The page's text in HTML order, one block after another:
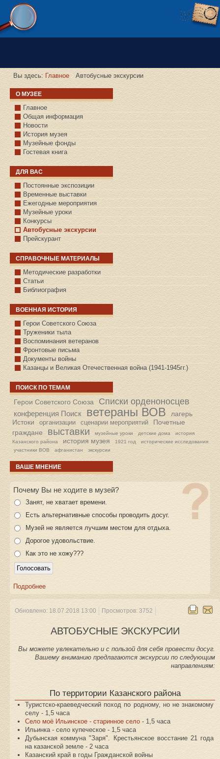
Версия сайта для слабовидящих
Вы здесь: Главное Автобусные экскурсии
О МУЗЕЕ
Главное
Общая информация
Новости
История музея
Музейные фонды
Гостевая книга
ДЛЯ ВАС
Постоянные экспозиции
Временные выставки
Ежегодные мероприятия
Музейные уроки
Конкурсы
Автобусные экскурсии
Прейскурант
СПРАВОЧНЫЕ МАТЕРИАЛЫ
Методические разработки
Статьи
Библиография
ВОЕННАЯ ИСТОРИЯ
С.КАЗАНСКОЕ
Герои Советского Союза
Труженики тыла
Воспоминания ветеранов
Фронтовые письма
Документы войны
Казанцы и Великая Отечественная война (1941-1945гг.)
ПОИСК ПО ТЕМАМ
Герои Советского Союза Списки орденоносцев
конференция Поиск ветераны ВОВ
лагерь
Истоки
организации сценарии мероприятий
Почетные
граждане
выставки музейные уроки детские дома
история
Казанского района
история музея 1921 год
исторические исследования
участники ВОВ
афганистан экскурсии
ВАШЕ МНЕНИЕ
Почему Вы не ходите в музей?
Занят, не хватает времени.
Есть альтернативные способы проводить досуг.
Музей не является лучшим местом для отдыха.
Дорогое удовольствие.
Как это не хожу???
Подробнее
Обновлено: 18.07.2018 13:00 Просмотров: 3752
АВТОБУСНЫЕ ЭКСКУРСИИ
Вы можете увлекательно и с пользой для себя провести досуг.
Вашему вниманию предлагаются экскурсии по следующим
направлениям:
По территории Казанского района
Туристско-краеведческий поход по родному, но не знакомому
селу - 1,5 часа
Село моё Ильинское - старинное село - 1,5 часа
Ильинка - село купеческое - 1,5 часа
Дубынская коммуна "Заря". Крестьянское восстание 21 года
на казанской земле - 2 часа
Казанский край в годы Гражданской войны